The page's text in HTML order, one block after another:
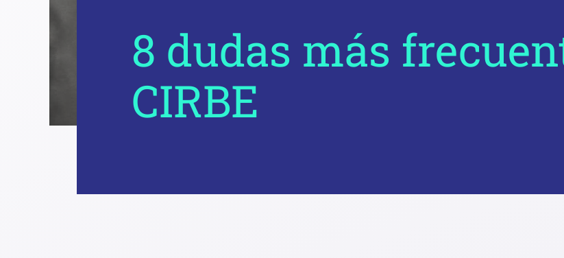
8 dudas más
CIRBE